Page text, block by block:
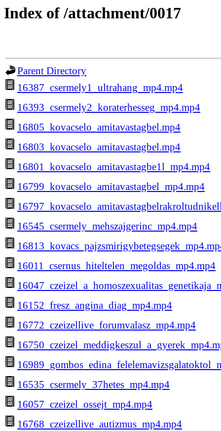
Index of /attachment/0017
Parent Directory
16387_csermely1_ultrahang_mp4.mp4
16393_csermely2_koraterhesseg_mp4.mp4
16805_kovacselo_amitavastagbel.mp4
16803_kovacselo_amitavastagbel.mp4
16801_kovacselo_amitavastagbe1l_mp4.mp4
16799_kovacselo_amitavastagbel_mp4.mp4
16545_csermely_mehszajgerinc_mp4.mp4
16011_csernus_hiteltelen_megoldas_mp4.mp4
16152_fresz_angina_diag_mp4.mp4
16772_czeizellive_forumvalasz_mp4.mp4
16535_csermely_37hetes_mp4.mp4
16057_czeizel_ossejt_mp4.mp4
16768_czeizellive_autizmus_mp4.mp4